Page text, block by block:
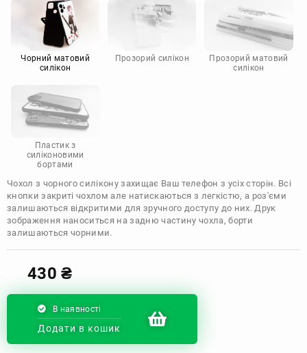
Motorola
Чорний матовий
силікон
Прозорий силікон
Прозорий матовий
силікон
Пластик з
силіконовими
бортами
Чохол з чорного силікону захищає Ваш телефон з усіх сторін. Всі
кнопки закриті чохлом але натискаються з легкістю, а роз'єми
залишаються відкритими для зручного доступу до них. Друк
зображення наноситься на задню частину чохла, борти
залишаються чорними.
430₴
В наявності
Додати в кошик